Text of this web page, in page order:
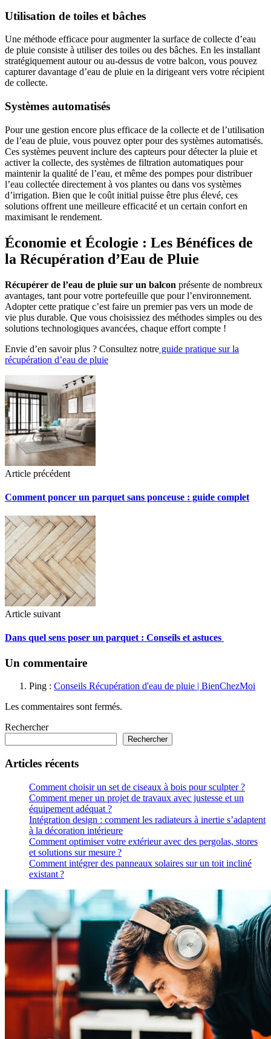
Utilisation de toiles et bâches
Une méthode efficace pour augmenter la surface de collecte d’eau
de pluie consiste à utiliser des toiles ou des bâches. En les installant
stratégiquement autour ou au-dessus de votre balcon, vous pouvez
capturer davantage d’eau de pluie en la dirigeant vers votre récipient
de collecte.
Systèmes automatisés
Pour une gestion encore plus efficace de la collecte et de l’utilisation
de l’eau de pluie, vous pouvez opter pour des systèmes automatisés.
Ces systèmes peuvent inclure des capteurs pour détecter la pluie et
activer la collecte, des systèmes de filtration automatiques pour
maintenir la qualité de l’eau, et même des pompes pour distribuer
l’eau collectée directement à vos plantes ou dans vos systèmes
d’irrigation. Bien que le coût initial puisse être plus élevé, ces
solutions offrent une meilleure efficacité et un certain confort en
maximisant le rendement.
Économie et Écologie : Les Bénéfices de
la Récupération d’Eau de Pluie
Récupérer de l’eau de pluie sur un balcon présente de nombreux
avantages, tant pour votre portefeuille que pour l’environnement.
Adopter cette pratique c’est faire un premier pas vers un mode de
vie plus durable. Que vous choisissiez des méthodes simples ou des
solutions technologiques avancées, chaque effort compte !
Envie d’en savoir plus ? Consultez notre guide pratique sur la
récupération d’eau de pluie
Article précédent
Comment poncer un parquet sans ponceuse : guide complet
Article suivant
Dans quel sens poser un parquet : Conseils et astuces
Un commentaire
Ping : Conseils Récupération d'eau de pluie | BienChezMoi
Les commentaires sont fermés.
Rechercher
Rechercher
Articles récents
Comment choisir un set de ciseaux à bois pour sculpter ?
Comment mener un projet de travaux avec justesse et un
équipement adéquat ?
Intégration design : comment les radiateurs à inertie s’adaptent
à la décoration intérieure
Comment optimiser votre extérieur avec des pergolas, stores
et solutions sur mesure ?
Comment intégrer des panneaux solaires sur un toit incliné
existant ?